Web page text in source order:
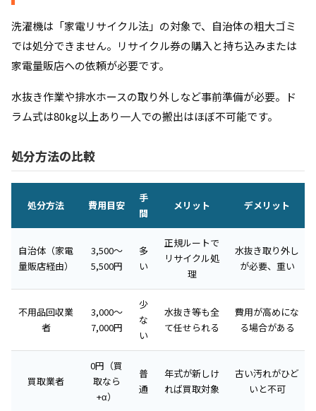
洗濯機は「家電リサイクル法」の対象で、自治体の粗大ゴミ
では処分できません。リサイクル券の購入と持ち込みまたは
家電量販店への依頼が必要です。
水抜き作業や排水ホースの取り外しなど事前準備が必要。ド
ラム式は80kg以上あり一人での搬出はほぼ不可能です。
処分方法の比較
処分方法 費用目安
手
間
メリット デメリット
自治体（家電
量販店経由）
3,500〜
5,500円
多
い
正規ルートで
リサイクル処
理
水抜き取り外し
が必要、重い
不用品回収業
者
3,000〜
7,000円
少
な
い
水抜き等も全
て任せられる
費用が高めにな
る場合がある
買取業者
0円（買
取なら
+α）
普
通
年式が新しけ
れば買取対象
古い汚れがひど
いと不可